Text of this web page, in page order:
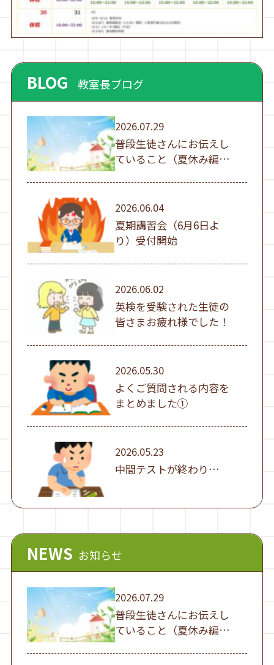
BLOG 教室長ブログ
2026.07.29
普段生徒さんにお伝えし
ていること（夏休み編
①）
2026.06.04
夏期講習会（6月6日よ
り）受付開始
2026.06.02
英検を受験された生徒の
皆さまお疲れ様でした！
2026.05.30
よくご質問される内容を
まとめました①
2026.05.23
中間テストが終わり…
NEWS お知らせ
2026.07.29
普段生徒さんにお伝えし
ていること（夏休み編
①）